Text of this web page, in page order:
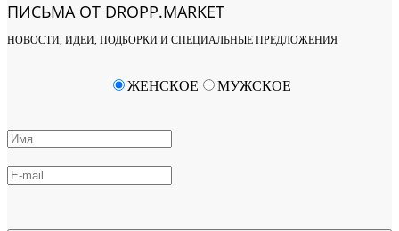
ПИСЬМА ОТ DROPP.MARKET
НОВОСТИ, ИДЕИ, ПОДБОРКИ И СПЕЦИАЛЬНЫЕ ПРЕДЛОЖЕНИЯ
ЖЕНСКОЕ МУЖСКОЕ